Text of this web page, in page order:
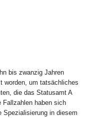
bis zwanzig Jahren
worden, um tatsächliches
die das Statusamt A
Fallzahlen haben sich
Spezialisierung in diesem